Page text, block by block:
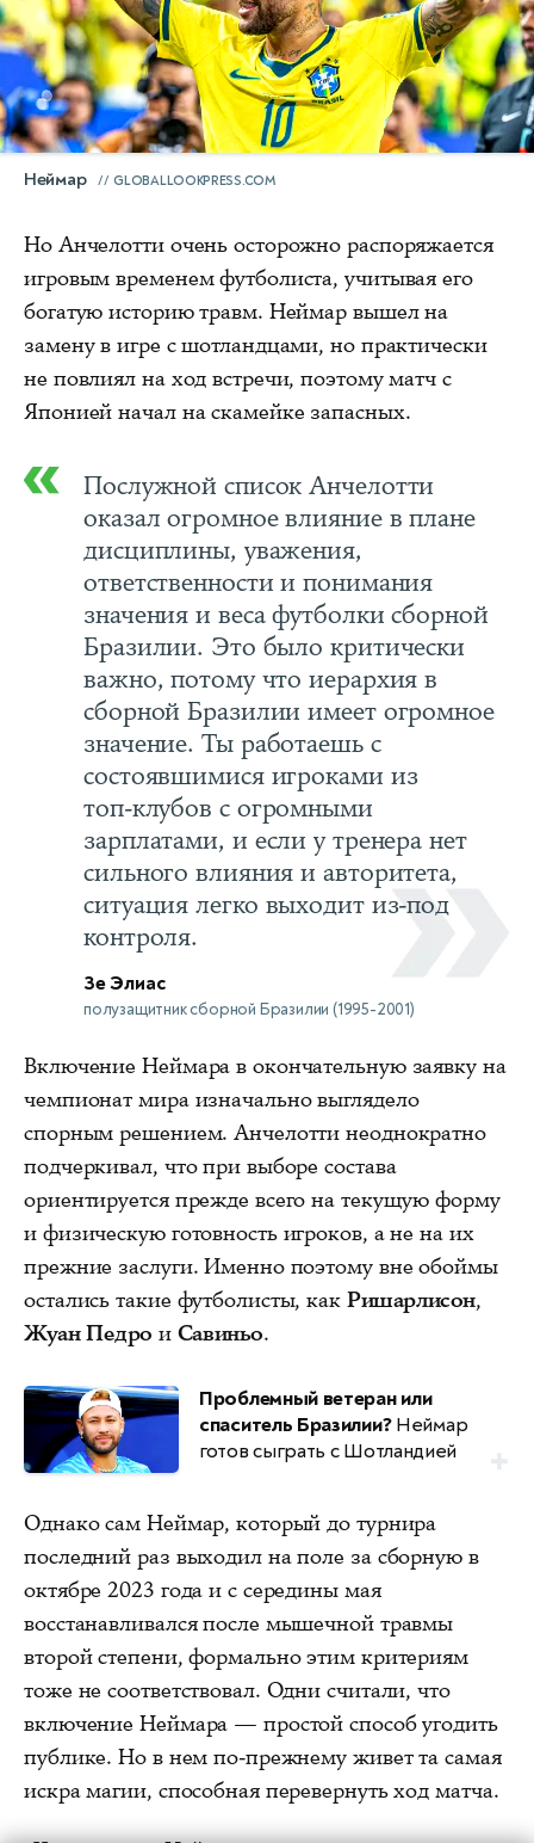
Неймар GLOBALLOOKPRESS.COM
Но Анчелотти очень осторожно распоряжается
игровым временем футболиста, учитывая его
богатую историю травм. Неймар вышел на
замену в игре с шотландцами, но практически
не повлиял на ход встречи, поэтому матч с
Японией начал на скамейке запасных.
Послужной список Анчелотти
оказал огромное влияние в плане
дисциплины, уважения,
ответственности и понимания
значения и веса футболки сборной
Бразилии. Это было критически
важно, потому что иерархия в
сборной Бразилии имеет огромное
значение. Ты работаешь с
состоявшимися игроками из
топ‑клубов с огромными
зарплатами, и если у тренера нет
сильного влияния и авторитета,
ситуация легко выходит из‑под
контроля.
Зе Элиас
полузащитник сборной Бразилии (1995-2001)
Включение Неймара в окончательную заявку на
чемпионат мира изначально выглядело
спорным решением. Анчелотти неоднократно
подчеркивал, что при выборе состава
ориентируется прежде всего на текущую форму
и физическую готовность игроков, а не на их
прежние заслуги. Именно поэтому вне обоймы
остались такие футболисты, как Ришарлисон,
Жуан Педро и Савиньо.
Проблемный ветеран или
спаситель Бразилии?Неймар
готов сыграть с Шотландией
Однако сам Неймар, который до турнира
последний раз выходил на поле за сборную в
октябре 2023 года и с середины мая
восстанавливался после мышечной травмы
второй степени, формально этим критериям
тоже не соответствовал. Одни считали, что
включение Неймара — простой способ угодить
публике. Но в нем по‑прежнему живет та самая
искра магии, способная перевернуть ход матча.